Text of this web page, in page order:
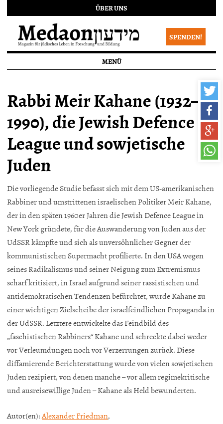
ÜBER UNS
SPENDEN!
MENÜ
Rabbi Meir Kahane (1932–
1990), die Jewish Defence
League und sowjetische
Juden
Die vorliegende Studie befasst sich mit dem US-amerikanischen
Rabbiner und umstrittenen israelischen Politiker Meir Kahane,
der in den späten 1960er Jahren die Jewish Defence League in
New York gründete, für die Auswanderung von Juden aus der
UdSSR kämpfte und sich als unversöhnlicher Gegner der
kommunistischen Supermacht profilierte. In den USA wegen
seines Radikalismus und seiner Neigung zum Extremismus
scharf kritisiert, in Israel aufgrund seiner rassistischen und
antidemokratischen Tendenzen befürchtet, wurde Kahane zu
einer wichtigen Zielscheibe der israelfeindlichen Propaganda in
der UdSSR. Letztere entwickelte das Feindbild des
„faschistischen Rabbiners“ Kahane und schreckte dabei weder
vor Verleumdungen noch vor Verzerrungen zurück. Diese
diffamierende Berichterstattung wurde von vielen sowjetischen
Juden rezipiert, von denen manche – vor allem regimekritische
und ausreisewillige Juden – Kahane als Held bewunderten.
Autor(en):Alexander Friedman,